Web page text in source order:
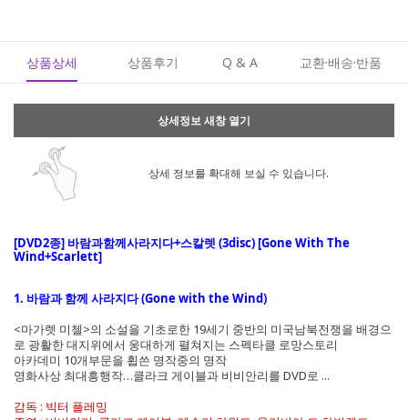
상품상세 상품후기 Q & A 교환·배송·반품
상세정보 새창 열기
상세 정보를 확대해 보실 수 있습니다.
[DVD2종] 바람과함께사라지다+스칼렛 (3disc) [Gone With The
Wind+Scarlett]
1. 바람과 함께 사라지다 (Gone with the Wind)
<마가렛 미첼>의 소설을 기초로한 19세기 중반의 미국남북전쟁을 배경으
로 광활한 대지위에서 웅대하게 펼쳐지는 스펙타클 로망스토리
아카데미 10개부문을 휩쓴 명작중의 명작
영화사상 최대흥행작…클라크 게이블과 비비안리를 DVD로 ...
감독 : 빅터 플레밍